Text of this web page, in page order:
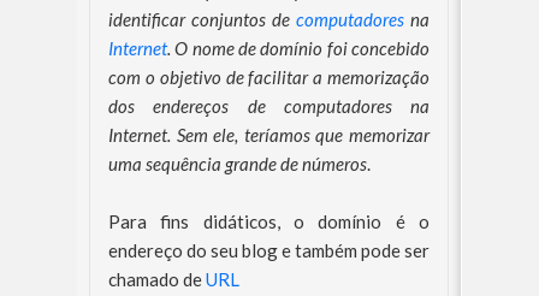
identificar conjuntos de computadores na
Internet. O nome de domínio foi concebido
com o objetivo de facilitar a memorização
dos endereços de computadores na
Internet. Sem ele, teríamos que memorizar
uma sequência grande de números.
Para fins didáticos, o domínio é o
endereço do seu blog e também pode ser
chamado deURL